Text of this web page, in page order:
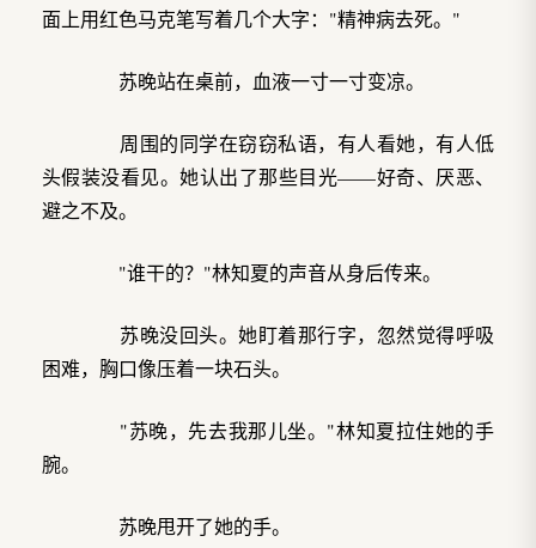
面上用红色马克笔写着几个大字："精神病去死。"
苏晚站在桌前，血液一寸一寸变凉。
周围的同学在窃窃私语，有人看她，有人低
头假装没看见。她认出了那些目光——好奇、厌恶、
避之不及。
"谁干的？"林知夏的声音从身后传来。
苏晚没回头。她盯着那行字，忽然觉得呼吸
困难，胸口像压着一块石头。
"苏晚，先去我那儿坐。"林知夏拉住她的手
腕。
苏晚甩开了她的手。